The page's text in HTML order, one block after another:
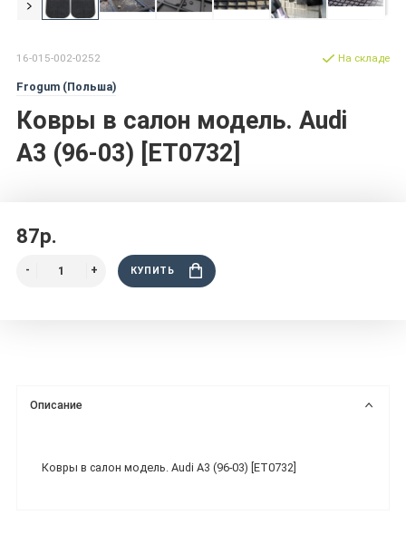
16-015-002-0252
Frogum (Польша)
Ковры в салон модель. Audi
A3 (96-03) [ET0732]
На складе
87р.
КУПИТЬ
Описание
Ковры в салон модель. Audi A3 (96-03) [ET0732]